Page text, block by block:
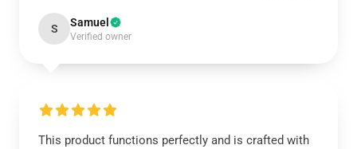
S Samuel
Verified owner
This product functions perfectly and is crafted with